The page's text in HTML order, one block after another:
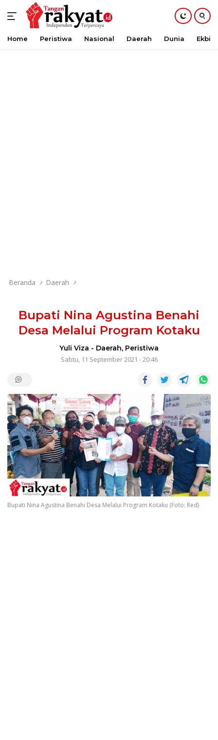
Langsung
Home Peristiwa Nasional Daerah Dunia Ekbis
Beranda Daerah
Bupati Nina Agustina Benahi
Desa Melalui Program Kotaku
Yuli Viza - Daerah, Peristiwa
Sabtu, 11 September 2021 - 20:46
Bupati Nina Agustina Benahi Desa Melalui Program Kotaku (Foto: Red)